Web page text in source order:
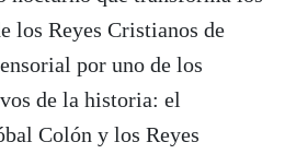
los Reyes Cristianos de
por uno de los
de la historia: el
Colón y los Reyes